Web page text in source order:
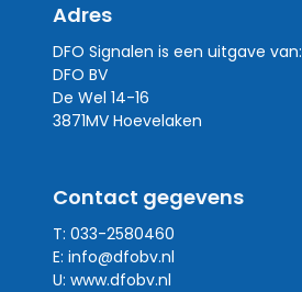
Adres
DFO Signalen is een uitgave van:
DFO BV
De Wel 14-16
3871MV Hoevelaken
Contact gegevens
T: 033-2580460
E: info@dfobv.nl
U: www.dfobv.nl